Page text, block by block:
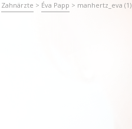
Zahnärzte > Éva Papp > manhertz_eva (1)